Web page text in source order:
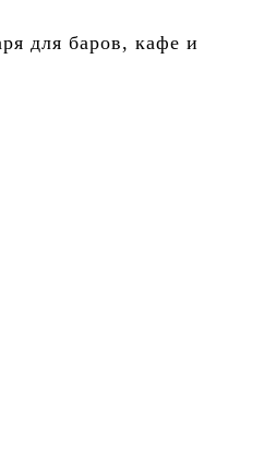
для баров, кафе и